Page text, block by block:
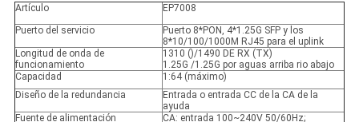
Artículo
EP7008
Puerto del servicio
Puerto 8*PON, 4*1.25G SFP y los
8*10/100/1000M RJ45 para el uplink
Longitud de onda de
funcionamiento
1310 ()/1490 DE RX (TX)
1.25G /1.25G por aguas arriba rio abajo
Capacidad
1:64 (máximo)
Diseño de la redundancia
Entrada o entrada CC de la CA de la
ayuda
Fuente de alimentación
CA: entrada 100~240V 50/60Hz;